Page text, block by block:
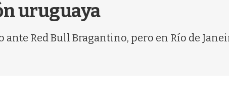
uruguaya
Red Bull Bragantino, pero en Río de